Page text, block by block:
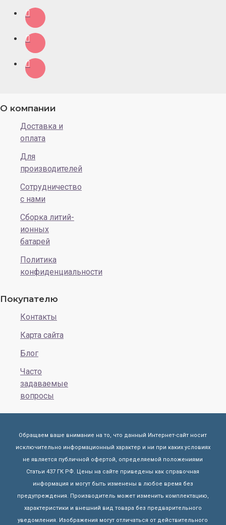
О компании
Доставка и
оплата
Для
производителей
Сотрудничество
с нами
Сборка литий-
ионных
батарей
Политика
конфиденциальности
Покупателю
Контакты
Карта сайта
Блог
Часто
задаваемые
вопросы
Обращаем ваше внимание на то, что данный Интернет-сайт носит
исключительно информационный характер и ни при каких условиях
не является публичной офертой, определяемой положениями
Статьи 437 ГК РФ. Цены на сайте приведены как справочная
информация и могут быть изменены в любое время без
предупреждения. Производитель может изменить комплектацию,
характеристики и внешний вид товара без предварительного
уведомления. Изображения могут отличаться от действительного